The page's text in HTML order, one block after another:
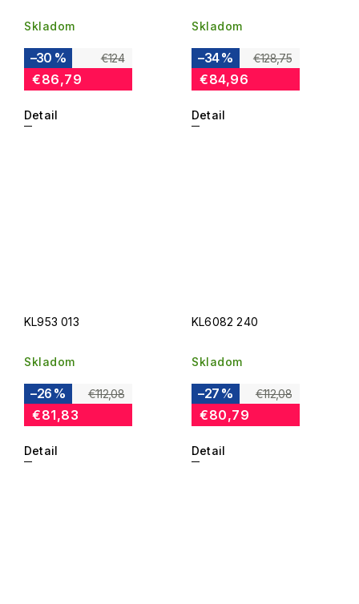
Skladom
€124
–30 %
€86,79
Detail
Skladom
€128,75
–34 %
€84,96
Detail
KL953 013
Skladom
€112,08
–26 %
€81,83
Detail
KL6082 240
Skladom
€112,08
–27 %
€80,79
Detail